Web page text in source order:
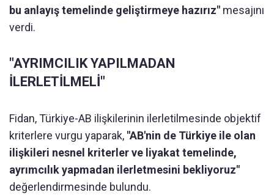
bu anlayış temelinde geliştirmeye hazırız" mesajını
verdi.
"AYRIMCILIK YAPILMADAN
İLERLETİLMELİ"
Fidan, Türkiye-AB ilişkilerinin ilerletilmesinde objektif
kriterlere vurgu yaparak, "AB'nin de Türkiye ile olan
ilişkileri nesnel kriterler ve liyakat temelinde,
ayrımcılık yapmadan ilerletmesini bekliyoruz"
değerlendirmesinde bulundu.